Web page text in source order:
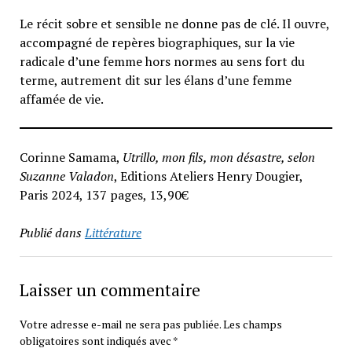
Le récit sobre et sensible ne donne pas de clé. Il ouvre,
accompagné de repères biographiques, sur la vie
radicale d’une femme hors normes au sens fort du
terme, autrement dit sur les élans d’une femme
affamée de vie.
Corinne Samama, Utrillo, mon fils, mon désastre, selon
Suzanne Valadon, Editions Ateliers Henry Dougier,
Paris 2024, 137 pages, 13,90€
Publié dansLittérature
Laisser un commentaire
Votre adresse e-mail ne sera pas publiée.Les champs
obligatoires sont indiqués avec *